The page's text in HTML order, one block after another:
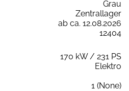
Grau
Zentrallager
ab ca. 12.08.2026
12404
170 kW / 231 PS
Elektro
1 (None)